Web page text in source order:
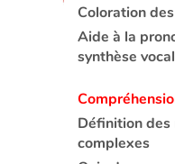
Coloration
Aide à la
synthèse
Définition des
complexes